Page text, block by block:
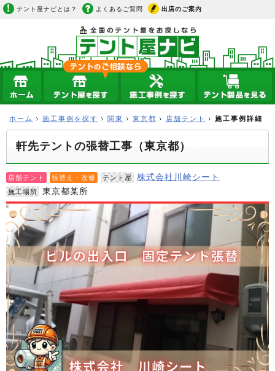
テント屋ナビとは？ よくあるご質問 出店のご案内
ホーム 施工事例を探す 関東 東京都 店舗テント 施工事例詳細
軒先テントの張替工事（東京都）
店舗テント 張替え・改修 テント屋 株式会社川崎シート
施工場所 東京都某所